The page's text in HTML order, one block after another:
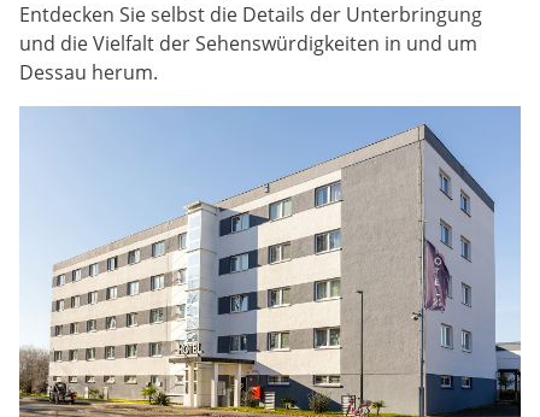
Entdecken Sie selbst die Details der Unterbringung
und die Vielfalt der Sehenswürdigkeiten in und um
Dessau herum.